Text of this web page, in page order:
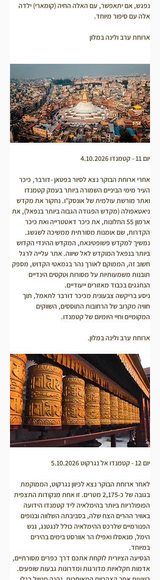
נפגש, אם יתאפשר, עם האלה החיה (קומארי) ילדה
אלה עם סיפור מיוחד.
ארוחת ערב ולינה במלון
יום 11 - קטמנדו 4.10.2026
אחרי ארוחת הבוקר נצא לסיור בפטאן -דורבר, כיכר
העיר מימי הביניים השמורה ביותר בעמק קטמנדו
ואתר מורשת עולמית של אונסק"ו. נחקור את מקדש
ניאטאפולה (מקדש הפגודה הגבוה ביותר בנפאל), את
ארמון 55 החלונות, את כיכר דאטטרייה ואת כיכר
הקדרות, שם אומנות מסורתית ממשיכה לשגשג.
נמשיך למקדש פשופטינאת, המקדש ההינדי הקדוש
ביותר בנפאל המוקדש לאל שיווה. אתר עלייה לרגל
חשוב זה, הממוקם לאורך נהר בגמאטי הקדוש, מספק
תובנות משמעותיות על מסורות וטקסים הינדיים
הנחגגים בכבוד מאזורים ייעודיים.
ניסע בריקשה צבעונית מכיכר דורבר לתאמל, תוך
חוויה מקרוב של הרחובות התוססים, השווקים
המקומיים וחיי היומיום של קטמנדו.
ארוחת ערב ולינה במלון.
יום 12 - קטמנדו אל נגרקוט 5.10.2026
לאחר ארוחת הבוקר נצא לכיוון נגרקוט, הממוקמת
בגובה של כ-2,175 מטרים. זו אחת מנקודות התצפית
הפופולריות ביותר בהימלאיה ליד קטמנדו הידועה
באוויר ההרים הצח שלה, בסביבתה השלווה ובנופים
הפנורמיים שלרכס ההימלאיה כולל לנגטנג, גנש
הימל, מנאסלו ואפילו הר אוורסט בימים בהירים
במיוחד.
הנסיעה הציורית לוקחת אתכם דרך כפרים מסורתיים,
אדמות חקלאיות מדורגות ומדרונות גבעות שופעים.